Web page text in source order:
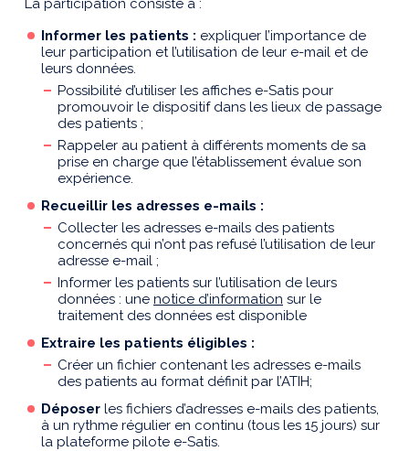
La participation consiste à :
Informer les patients : expliquer l’importance de
leur participation et l’utilisation de leur e-mail et de
leurs données.
Possibilité d’utiliser les affiches e-Satis pour
promouvoir le dispositif dans les lieux de passage
des patients ;
Rappeler au patient à différents moments de sa
prise en charge que l’établissement évalue son
expérience.
Recueillir les adresses e-mails :
Collecter les adresses e-mails des patients
concernés qui n’ont pas refusé l’utilisation de leur
adresse e-mail ;
Informer les patients sur l’utilisation de leurs
données : une notice d’information sur le
traitement des données est disponible
Extraire les patients éligibles :
Créer un fichier contenant les adresses e-mails
des patients au format définit par l’ATIH;
Déposer les fichiers d’adresses e-mails des patients,
à un rythme régulier en continu (tous les 15 jours) sur
la plateforme pilote e-Satis.